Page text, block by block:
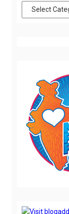
Categories